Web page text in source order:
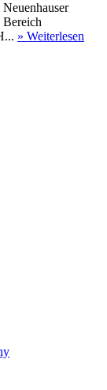
» Weiterlesen